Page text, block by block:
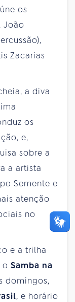
os
João
Zacarias
a diva
os
e,
sobre a
a artista
Semente e
atenção
no
e a trilha
o Samba na
domingos,
, e horário